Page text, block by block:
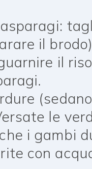
il
il
le
i gambi
con